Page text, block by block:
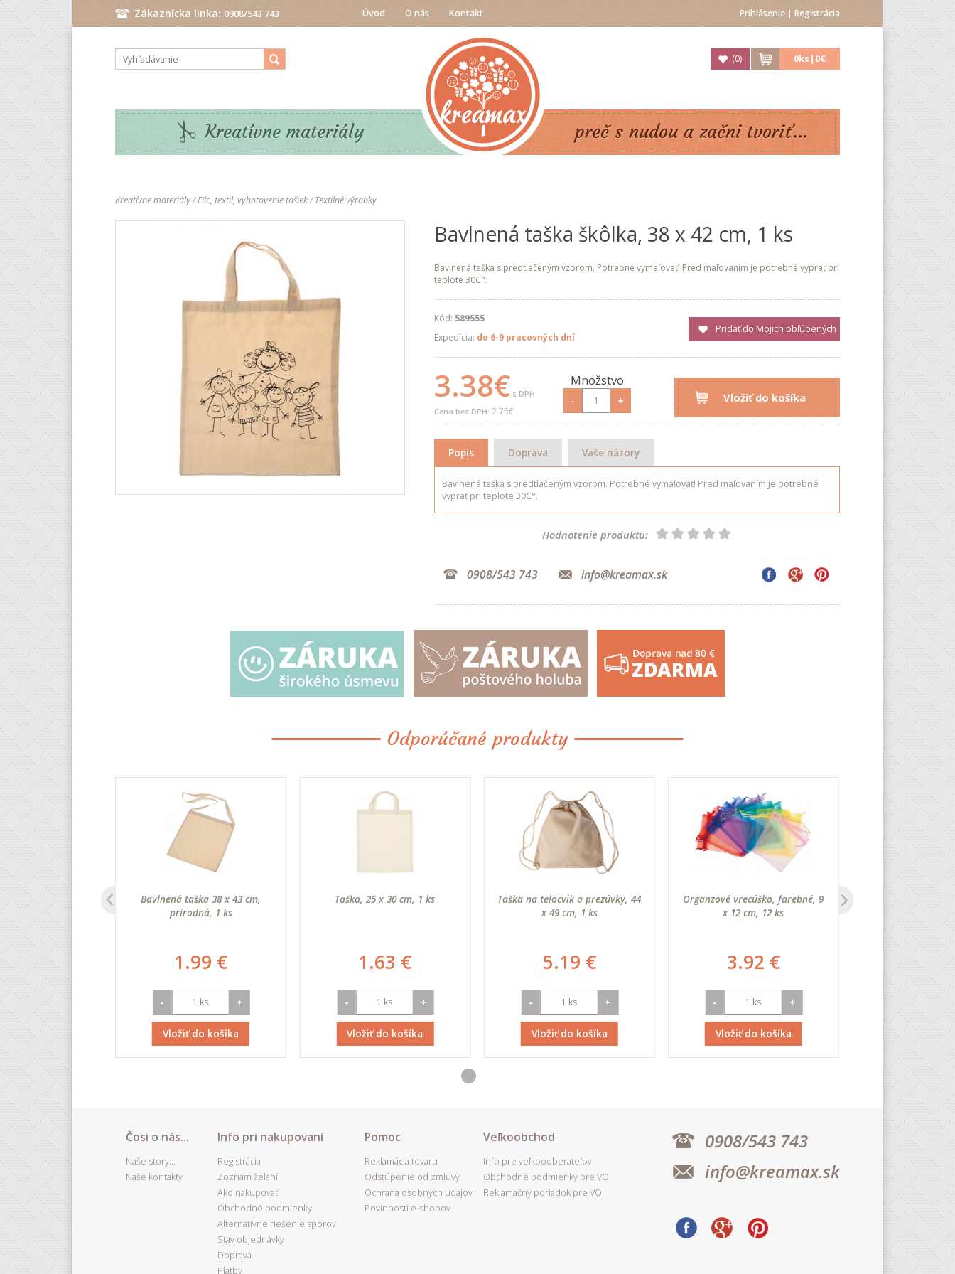
Zákaznícka linka: 0908/543 743 Prihlásenie | Registrácia
Úvod O nás Kontakt
(0) 0ks| 0€
Kreatívne materiály preč s nudou a začni tvoriť...
Kreatívne materiály/Filc, textil, vyhotovenie tašiek/Textilné výrobky
Bavlnená taška škôlka, 38 x 42 cm, 1 ks
Bavlnená taška s predtlačeným vzorom. Potrebné vymaľovať! Pred maľovaním je potrebné vyprať pri
teplote 30C°.
Kód: 589555
Expedícia: do 6-9 pracovných dní
Pridať do Mojich obľúbených
3.38€ s DPH
Cena bez DPH: 2.75€
Množstvo
- + Vložiť do košíka
Popis Doprava Vaše názory
Bavlnená taška s predtlačeným vzorom. Potrebné vymaľovať! Pred maľovaním je potrebné
vyprať pri teplote 30C°.
Hodnotenie produktu:
0908/543 743 info@kreamax.sk
Odporúčané produkty
farebné, 9
cm, 12 ks
€
do košíka
Bavlnená taška 38 x 43 cm,
prírodná, 1 ks
1.99 €
- +
Vložiť do košíka
Taška, 25 x 30 cm, 1 ks
1.63 €
- +
Vložiť do košíka
Taška na telocvik a prezúvky, 44
x 49 cm, 1 ks
5.19 €
- +
Vložiť do košíka
Organzové vrecúško, farebné, 9
x 12 cm, 12 ks
3.92 €
- +
Vložiť do košíka
Bavlnená taška
prírodná,
1.99
Vložiť do
Čosi o nás...
Naše story...
Naše kontakty
Info pri nakupovaní
Registrácia
Zoznam želaní
Ako nakupovať
Obchodné podmienky
Alternatívne riešenie sporov
Stav objednávky
Doprava
Platby
Pomoc
Reklamácia tovaru
Odstúpenie od zmluvy
Ochrana osobných údajov
Povinnosti e-shopov
Veľkoobchod
Info pre veľkoodberateľov
Obchodné podmienky pre VO
Reklamačný poriadok pre VO
0908/543 743
info@kreamax.sk